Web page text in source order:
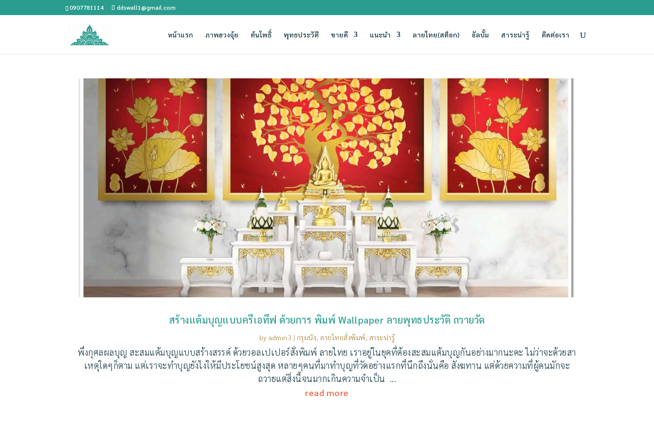
0907781114 ddswall1@gmail.com
หน้าแรก ภาพฮวงจุ้ย ต้นโพธิ์ พุทธประวัติ ขายดี แนะนำ ลายไทย(สต็อก) อัลบั้ม สาระน่ารู้ ติดต่อเรา
สร้างแต้มบุญแบบครีเอทีฟ ด้วยการ พิมพ์ Wallpaper ลายพุทธประวัติ ถวายวัด
by admin3 | กรุผนัง,ลายไทยสั่งพิมพ์, สาระน่ารู้
พึ่งกุศลผลบุญ สะสมแต้มบุญแบบสร้างสรรค์ ด้วยวอลเปเปอร์สั่งพิมพ์ ลายไทย เราอยู่ในยุคที่ต้องสะสมแต้มบุญกันอย่างมากนะคะ ไม่ว่าจะด้วยสา
เหตุใดๆก็ตาม แต่เราจะทำบุญยังไงให้มีประโยชน์สูงสุด หลายๆคนที่มาทำบุญที่วัดอย่างแรกที่นึกถึงนั่นคือ สังฆทาน แต่ด้วยความที่ผู้คนมักจะ
ถวายแต่สิ่งนี้จนมากเกินความจำเป็น ...
read more